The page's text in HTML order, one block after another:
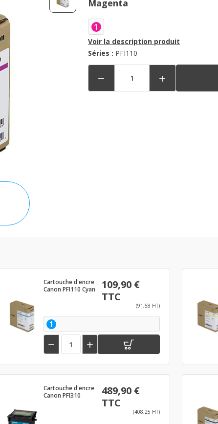
Magenta
1
Voir la description produit
Séries : PFI110
 
Cartouche d'encre
Canon PFI110 Cyan
109,90 €
TTC
(91,58 HT)
1
 
Cartouche d'encre
Canon PFI310
489,90 €
TTC
(408,25 HT)